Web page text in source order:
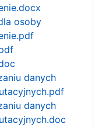
osoby
danych
danych